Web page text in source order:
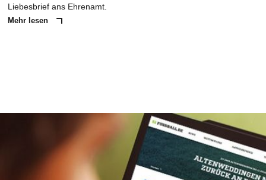
Liebesbrief ans Ehrenamt.
Mehr lesen